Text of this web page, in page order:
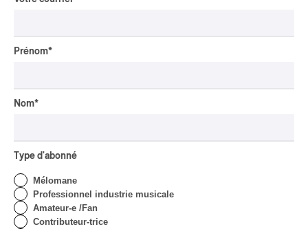
orchestrale
RENSEIGNEMENTS SUPPLÉMENTAIRES
Prénom*
Nom*
Type d'abonné
Mélomane
Professionnel industrie musicale
Amateur-e /Fan
Contributeur-trice